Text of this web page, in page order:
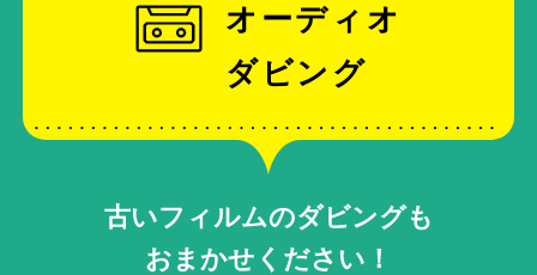
オーディオ
ダビング
古いフィルムのダビングも
おまかせください！